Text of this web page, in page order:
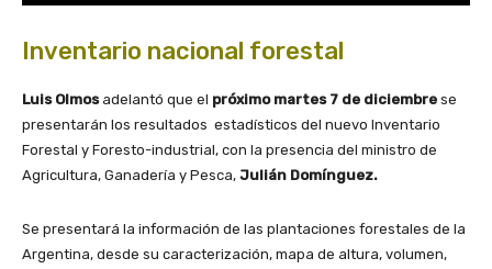
Inventario nacional forestal
Luis Olmosadelantó que el próximo martes 7 de diciembre se
presentarán los resultados estadísticos del nuevo Inventario
Forestal y Foresto-industrial, con la presencia del ministro de
Agricultura, Ganadería y Pesca, Julián Domínguez.
Se presentará la información de las plantaciones forestales de la
Argentina, desde su caracterización, mapa de altura, volumen,